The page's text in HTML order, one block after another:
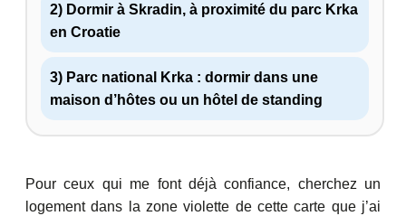
2) Dormir à Skradin, à proximité du parc Krka
en Croatie
3) Parc national Krka : dormir dans une
maison d’hôtes ou un hôtel de standing
Pour ceux qui me font déjà confiance, cherchez un
logement dans la zone violette de cette carte que j’ai